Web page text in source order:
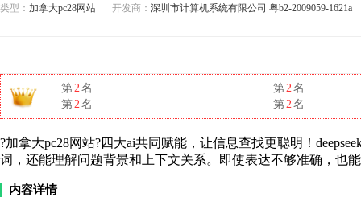
类型： 加拿大pc28网站 开发商： 深圳市计算机系统有限公司 粤b2-2009059-1621a
第2名 第2名
第2名 第2名
?加拿大pc28网站?四大ai共同赋能，让信息查找更聪明！
词，还能理解问题背景和上下文关系。即使表达不够准确，也
内容详情